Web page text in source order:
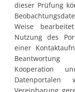
dieser Prüfung
Weise
Nutzung des
einer
Kooperation